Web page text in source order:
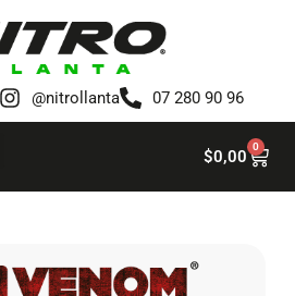
@nitrollanta 07 280 90 96
$0,00 0